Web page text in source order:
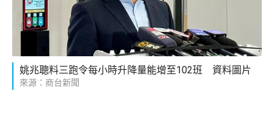
姚兆聰料三跑令每小時升降量能增至102班 資料圖片
來源：商台新聞